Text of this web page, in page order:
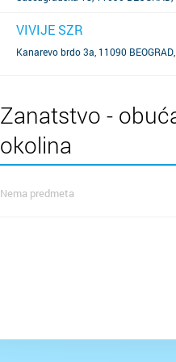
VIVIJE SZR
Kanarevo brdo 3a, 11090 BEOGRAD
Zanatstvo -
okolina
Nema predmeta